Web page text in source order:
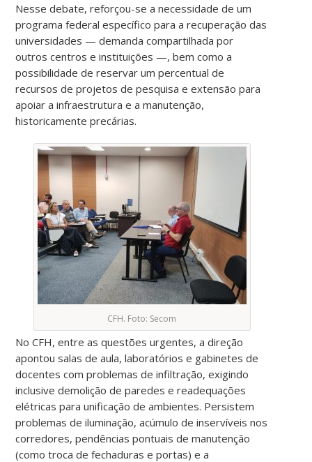
Nesse debate, reforçou-se a necessidade de um
programa federal específico para a recuperação das
universidades — demanda compartilhada por
outros centros e instituições —, bem como a
possibilidade de reservar um percentual de
recursos de projetos de pesquisa e extensão para
apoiar a infraestrutura e a manutenção,
historicamente precárias.
CFH. Foto: Secom
No CFH, entre as questões urgentes, a direção
apontou salas de aula, laboratórios e gabinetes de
docentes com problemas de infiltração, exigindo
inclusive demolição de paredes e readequações
elétricas para unificação de ambientes. Persistem
problemas de iluminação, acúmulo de inservíveis nos
corredores, pendências pontuais de manutenção
(como troca de fechaduras e portas) e a